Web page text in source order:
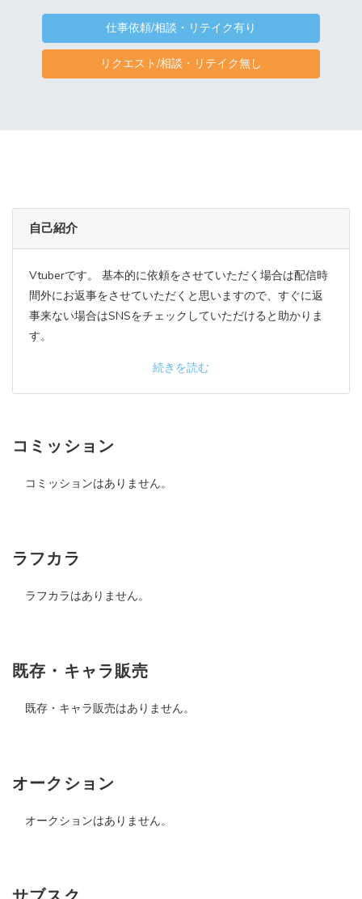
仕事依頼/相談・リテイク有り
リクエスト/相談・リテイク無し
自己紹介
Vtuberです。 基本的に依頼をさせていただく場合は配信時
間外にお返事をさせていただくと思いますので、すぐに返
事来ない場合はSNSをチェックしていただけると助かりま
す。
続きを読む
コミッション
コミッションはありません。
ラフカラ
ラフカラはありません。
既存・キャラ販売
既存・キャラ販売はありません。
オークション
オークションはありません。